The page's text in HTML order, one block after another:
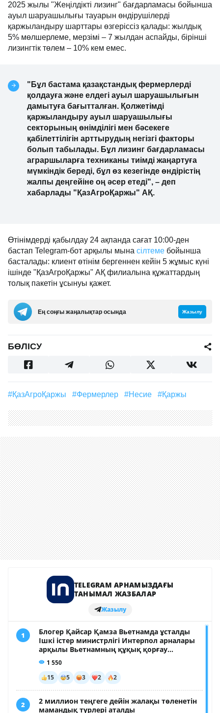
2025 жылы "Жеңілдікті лизинг" бағдарламасы бойынша
ауыл шаруашылығы тауарын өндірушілерді
қаржыландыру шарттары өзгеріссіз қалады: жылдық
5% мөлшерлеме, мерзімі – 7 жылдан аспайды, бірінші
лизингтік төлем – 10% кем емес.
"Бұл бастама қазақстандық фермерлерді
қолдауға және елдегі ауыл шаруашылығын
дамытуға бағытталған. Қолжетімді
қаржыландыру ауыл шаруашылығы
секторының өнімділігі мен бәсекеге
қабілеттілігін арттырудың негізгі факторы
болып табылады. Бұл лизинг бағдарламасы
аграршыларға техниканы тиімді жаңартуға
мүмкіндік береді, бұл өз кезегінде өндірістің
жалпы деңгейіне оң әсер етеді", – деп
хабарлады "ҚазАгроҚаржы" АҚ.
Өтінімдерді қабылдау 24 ақпанда сағат 10:00-ден
бастап Telegram-бот арқылы мына сілтеме бойынша
басталады: клиент өтінім бергеннен кейін 5 жұмыс күні
ішінде "ҚазАгроҚаржы" АҚ филиалына құжаттардың
толық пакетін ұсынуы қажет.
Ең соңғы жаңалықтар осында Жазылу
БӨЛІСУ
#ҚазАгроҚаржы #Фермерлер #несие #Қаржы